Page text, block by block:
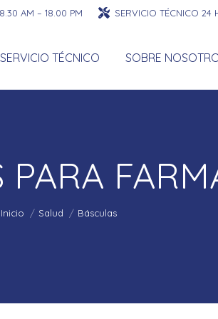
AM – 18.00 PM SERVICIO TÉCNICO 24
SERVICIO TÉCNICO SOBRE
PARA
Inicio Salud Básculas